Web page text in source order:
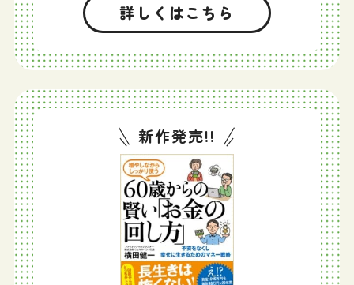
詳しくはこちら
新作発売!!